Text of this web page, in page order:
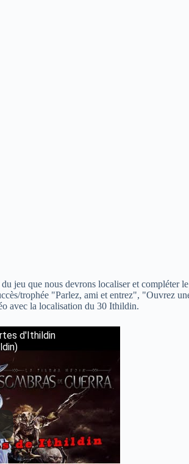
que nous devrons localiser et compléter
trophée "Parlez, ami et entrez", "Ouvrez
avec la localisation du 30 Ithildin.
d'Ithildin